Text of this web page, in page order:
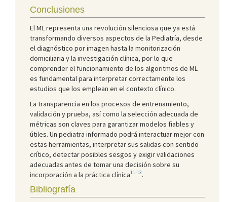
Conclusiones
El ML representa una revolución silenciosa que ya está
transformando diversos aspectos de la Pediatría, desde
el diagnóstico por imagen hasta la monitorización
domiciliaria y la investigación clínica, por lo que
comprender el funcionamiento de los algoritmos de ML
es fundamental para interpretar correctamente los
estudios que los emplean en el contexto clínico.
La transparencia en los procesos de entrenamiento,
validación y prueba, así como la selección adecuada de
métricas son claves para garantizar modelos fiables y
útiles. Un pediatra informado podrá interactuar mejor con
estas herramientas, interpretar sus salidas con sentido
crítico, detectar posibles sesgos y exigir validaciones
adecuadas antes de tomar una decisión sobre su
incorporación a la práctica clínica11-13.
Bibliografía